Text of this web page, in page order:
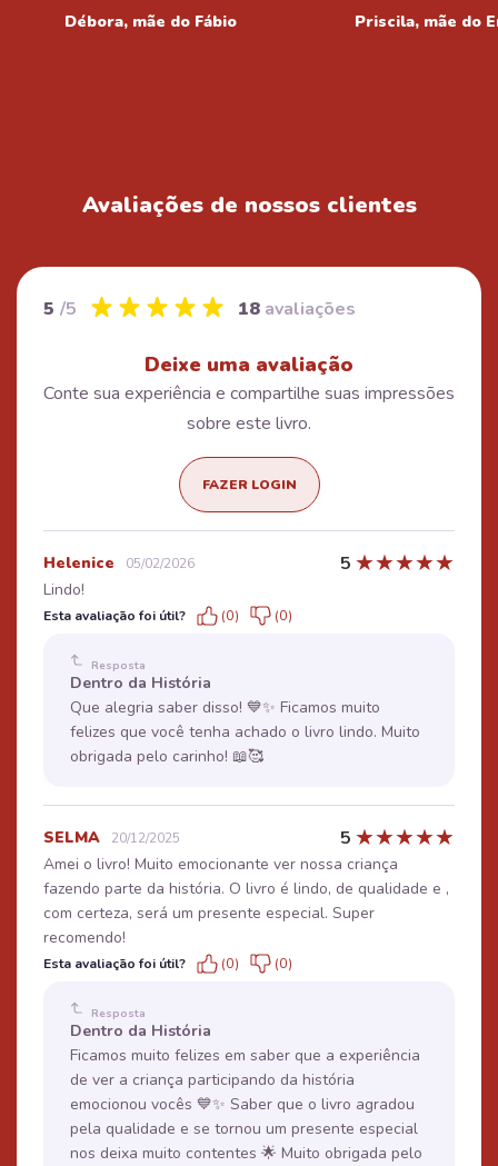
Débora, mãe do Fábio
Priscila, mãe do
Avaliações de nossos clientes
5 /5 18 avaliações
Deixe uma avaliação
Conte sua experiência e compartilhe suas impressões
sobre este livro.
FAZER LOGIN
Helenice 05/02/2026 5 ★★★★★
Lindo!
Esta avaliação foi útil? (0) (0)
Resposta
Dentro da História
Que alegria saber disso! 💙✨ Ficamos muito
felizes que você tenha achado o livro lindo. Muito
obrigada pelo carinho! 📖🥰
SELMA 20/12/2025 5 ★★★★★
Amei o livro! Muito emocionante ver nossa criança
fazendo parte da história. O livro é lindo, de qualidade e ,
com certeza, será um presente especial. Super
recomendo!
Esta avaliação foi útil? (0) (0)
Resposta
Dentro da História
Ficamos muito felizes em saber que a experiência
de ver a criança participando da história
emocionou vocês 💙✨ Saber que o livro agradou
pela qualidade e se tornou um presente especial
nos deixa muito contentes 🌟 Muito obrigada pelo